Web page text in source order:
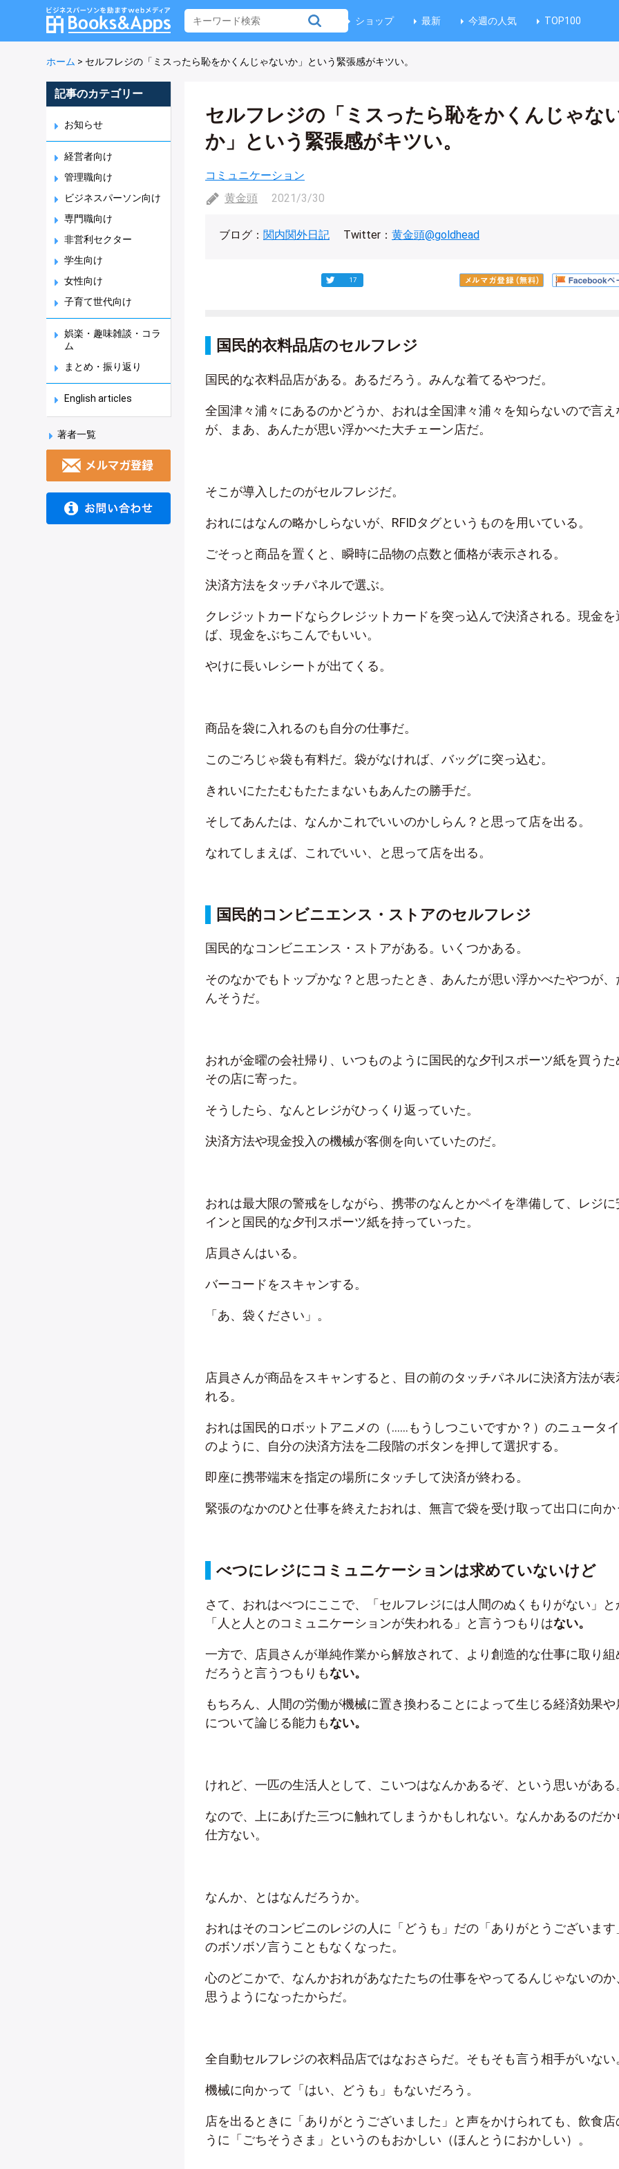
ショップ 最新 今週の人気 TOP100
ホーム > セルフレジの「ミスったら恥をかくんじゃないか」という緊張感がキツい。
記事のカテゴリー
お知らせ
経営者向け
管理職向け
ビジネスパーソン向け
専門職向け
非営利セクター
学生向け
女性向け
子育て世代向け
娯楽・趣味雑談・コラ
ム
まとめ・振り返り
English articles
著者一覧
セルフレジの「ミスったら恥をかくんじゃな
か」という緊張感がキツい。
コミュニケーション
黄金頭
2021/3/30
ブログ： 関内関外日記 Twitter： 黄金頭@goldhead
17
国民的衣料品店のセルフレジ
国民的な衣料品店がある。あるだろう。みんな着てるやつだ。
全国津々浦々にあるのかどうか、おれは全国津々浦々を知らないので言え
が、まあ、あんたが思い浮かべた大チェーン店だ。
そこが導入したのがセルフレジだ。
おれにはなんの略かしらないが、RFIDタグというものを用いている。
ごそっと商品を置くと、瞬時に品物の点数と価格が表示される。
決済方法をタッチパネルで選ぶ。
クレジットカードならクレジットカードを突っ込んで決済される。現金を
ば、現金をぶちこんでもいい。
やけに長いレシートが出てくる。
商品を袋に入れるのも自分の仕事だ。
このごろじゃ袋も有料だ。袋がなければ、バッグに突っ込む。
きれいにたたむもたたまないもあんたの勝手だ。
そしてあんたは、なんかこれでいいのかしらん？と思って店を出る。
なれてしまえば、これでいい、と思って店を出る。
国民的コンビニエンス・ストアのセルフレジ
国民的なコンビニエンス・ストアがある。いくつかある。
そのなかでもトップかな？と思ったとき、あんたが思い浮かべたやつが、
んそうだ。
おれが金曜の会社帰り、いつものように国民的な夕刊スポーツ紙を買うた
その店に寄った。
そうしたら、なんとレジがひっくり返っていた。
決済方法や現金投入の機械が客側を向いていたのだ。
おれは最大限の警戒をしながら、携帯のなんとかペイを準備して、レジに
インと国民的な夕刊スポーツ紙を持っていった。
店員さんはいる。
バーコードをスキャンする。
「あ、袋ください」。
店員さんが商品をスキャンすると、目の前のタッチパネルに決済方法が表
れる。
おれは国民的ロボットアニメの（……もうしつこいですか？）のニュータ
のように、自分の決済方法を二段階のボタンを押して選択する。
即座に携帯端末を指定の場所にタッチして決済が終わる。
緊張のなかのひと仕事を終えたおれは、無言で袋を受け取って出口に向か
べつにレジにコミュニケーションは求めていないけど
さて、おれはべつにここで、「セルフレジには人間のぬくもりがない」と
「人と人とのコミュニケーションが失われる」と言うつもりはない。
一方で、店員さんが単純作業から解放されて、より創造的な仕事に取り組
だろうと言うつもりもない。
もちろん、人間の労働が機械に置き換わることによって生じる経済効果や
について論じる能力もない。
けれど、一匹の生活人として、こいつはなんかあるぞ、という思いがある
なので、上にあげた三つに触れてしまうかもしれない。なんかあるのだか
仕方ない。
なんか、とはなんだろうか。
おれはそのコンビニのレジの人に「どうも」だの「ありがとうございます
のボソボソ言うこともなくなった。
心のどこかで、なんかおれがあなたたちの仕事をやってるんじゃないのか
思うようになったからだ。
全自動セルフレジの衣料品店ではなおさらだ。そもそも言う相手がいない
機械に向かって「はい、どうも」もないだろう。
店を出るときに「ありがとうございました」と声をかけられても、飲食店
うに「ごちそうさま」というのもおかしい（ほんとうにおかしい）。